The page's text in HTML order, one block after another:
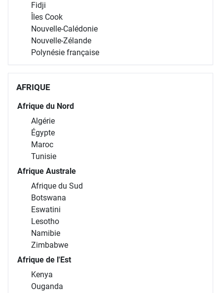
Fidji
Îles Cook
Nouvelle-Calédonie
Nouvelle-Zélande
Polynésie française
AFRIQUE
Afrique du Nord
Algérie
Égypte
Maroc
Tunisie
Afrique Australe
Afrique du Sud
Botswana
Eswatini
Lesotho
Namibie
Zimbabwe
Afrique de l'Est
Kenya
Ouganda